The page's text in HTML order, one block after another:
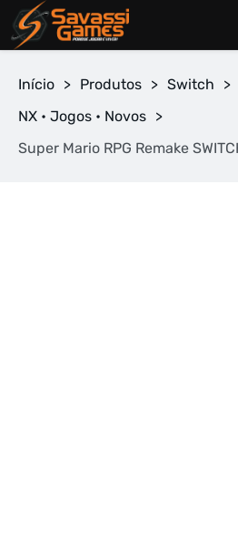
Início > Produtos > Switch >
NX • Jogos • Novos >
Super Mario RPG Remake